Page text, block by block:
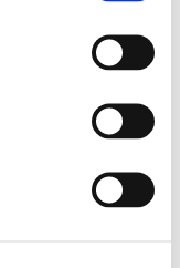
ministero del